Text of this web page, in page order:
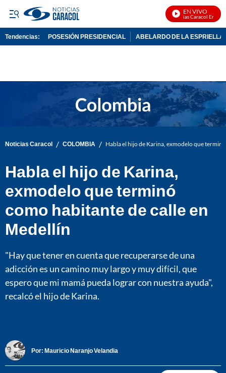
EN VIVO
Noticias Caracol En Vivo
Tendencias: POSESIÓN PRESIDENCIAL ABELARDO DE LA ESPRIELLA
Noticias Caracol / COLOMBIA / Habla el hijo de Karina, exmodelo que
Habla el hijo de Karina,
exmodelo que terminó
como habitante de calle en
Medellín
"Hay que tener en cuenta que recuperarse de una
adicción es un camino muy largo y muy difícil, que
espero que mi mamá pueda lograr con nuestra ayuda",
recalcó el hijo de Karina.
Por: Mauricio Naranjo Velandia